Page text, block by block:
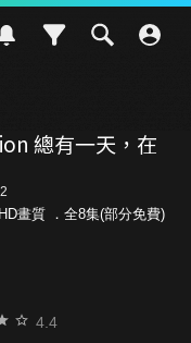
總有一天，在
畫質 ．全8集(部分免費)
4.4